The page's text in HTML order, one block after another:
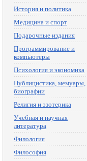
История и политика
Медицина и спорт
Подарочные издания
Программирование и
компьютеры
Психология и экономика
Публицистика, мемуары,
биографии
Религия и эзотерика
Учебная и научная
литература
Филология
Философия